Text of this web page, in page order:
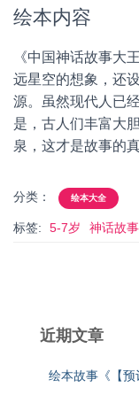
绘本内容
《中国神话故事大
远星空的想象，还
源。虽然现代人已
是，古人们丰富大
泉，这才是故事的
分类： 绘本大全
标签: 5-7岁 神话故事
近期文章
绘本故事《【